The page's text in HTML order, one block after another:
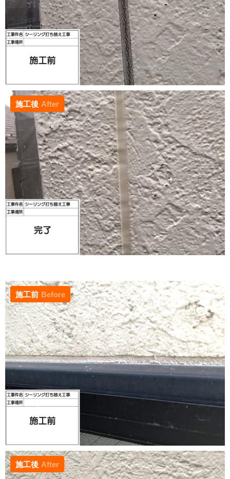
施工後 After
施工前 Before
施工後 After